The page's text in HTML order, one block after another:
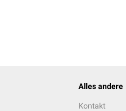
Alles andere
Kontakt